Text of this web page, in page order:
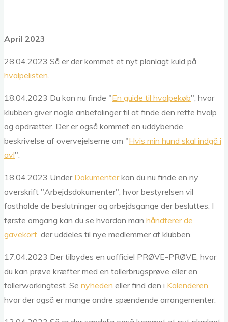
April 2023
28.04.2023 Så er der kommet et nyt planlagt kuld på
hvalpelisten.
18.04.2023 Du kan nu finde "En guide til hvalpekøb", hvor
klubben giver nogle anbefalinger til at finde den rette hvalp
og opdrætter. Der er også kommet en uddybende
beskrivelse af overvejelserne om "Hvis min hund skal indgå i
avl".
18.04.2023 Under Dokumenterkan du nu finde en ny
overskrift "Arbejdsdokumenter", hvor bestyrelsen vil
fastholde de beslutninger og arbejdsgange der besluttes. I
første omgang kan du se hvordan man håndterer de
gavekort, der uddeles til nye medlemmer af klubben.
17.04.2023 Der tilbydes en uofficiel PRØVE-PRØVE, hvor
du kan prøve kræfter med en tollerbrugsprøve eller en
tollerworkingtest. Se nyheden eller find den i Kalenderen,
hvor der også er mange andre spændende arrangementer.